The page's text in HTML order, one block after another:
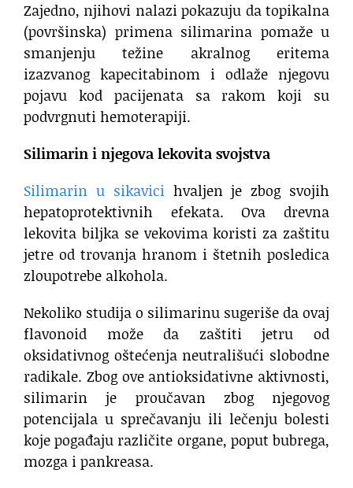
Zajedno, njihovi nalazi pokazuju da topikalna
(površinska) primena silimarina pomaže u
smanjenju težine akralnog eritema
izazvanog kapecitabinom i odlaže njegovu
pojavu kod pacijenata sa rakom koji su
podvrgnuti hemoterapiji.
Silimarin i njegova lekovita svojstva
Silimarin u sikavicihvaljen je zbog svojih
hepatoprotektivnih efekata. Ova drevna
lekovita biljka se vekovima koristi za zaštitu
jetre od trovanja hranom i štetnih posledica
zloupotrebe alkohola.
Nekoliko studija o silimarinu sugeriše da ovaj
flavonoid može da zaštiti jetru od
oksidativnog oštećenja neutrališući slobodne
radikale. Zbog ove antioksidativne aktivnosti,
silimarin je proučavan zbog njegovog
potencijala u sprečavanju ili lečenju bolesti
koje pogađaju različite organe, poput bubrega,
mozga i pankreasa.